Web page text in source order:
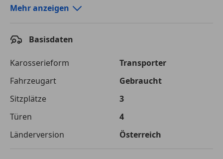
Laufzeit
Kreditbetrag
€ 15 490,-
Zu zahlender
Gesamtbetrag
€ 24 610,-
Einberechnete Gebühren
€ 0,-
Effektivzinsatz
10,52 %
Mehr anzeigen
Basisdaten
Karosserieform
Transporter
Fahrzeugart
Gebraucht
Sitzplätze
3
Türen
4
Länderversion
Österreich